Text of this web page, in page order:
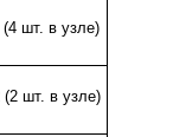
шт. в узле)
шт. в узле)